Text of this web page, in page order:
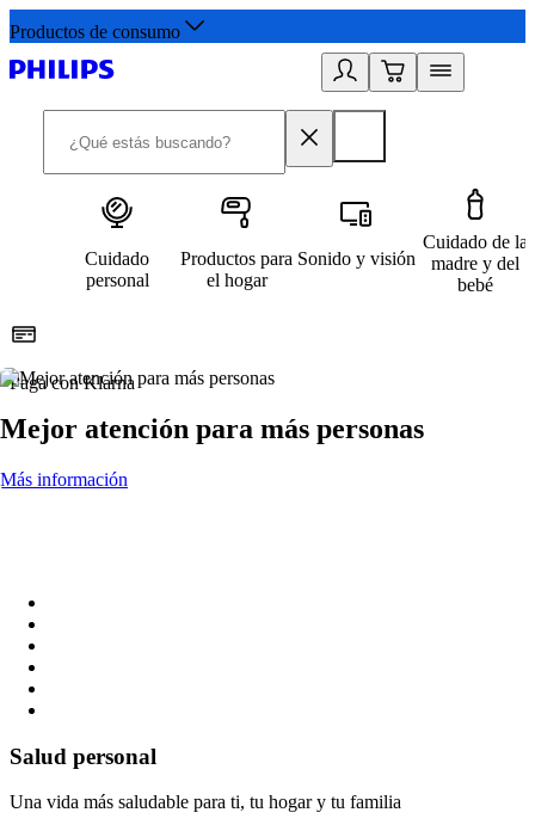
Productos de consumo
Cuidado
personal
Productos para
el hogar
Sonido y visión
Cuidado de la
madre y del
bebé
Paga con Klarna
Mejor atención para más personas
Más información
Salud personal
Una vida más saludable para ti, tu hogar y tu familia